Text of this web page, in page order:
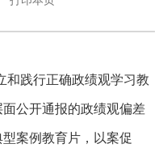
和践行正确政绩观学习教
公开通报的政绩观偏差
案例教育片，以案促